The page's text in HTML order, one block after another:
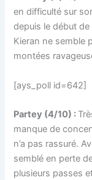
en difficulté sur
depuis le début
Kieran ne semble
montées
[ays_poll id=642]
Partey (4/10) :
manque de
n’a pas rassuré.
semblé en perte
plusieurs passes